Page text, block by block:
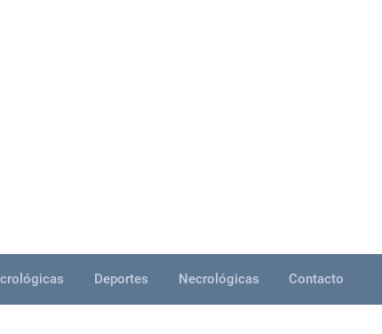
Deportes Necrológicas Contacto